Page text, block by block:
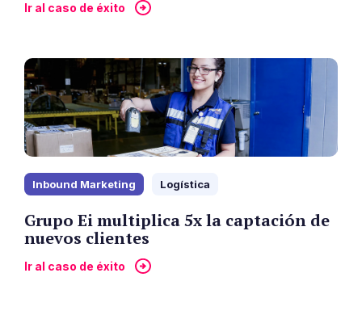
Ir al caso de éxito
Inbound Marketing Logística
Grupo Ei multiplica 5x la captación de
nuevos clientes
Ir al caso de éxito